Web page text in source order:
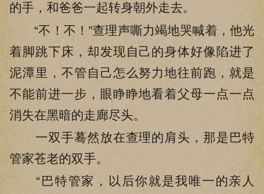
的手，和爸爸一起转身朝外走去。
“不！不！”查理声嘶力竭地哭喊着，他光
着脚跳下床，却发现自己的身体好像陷进了
泥潭里，不管自己怎么努力地往前跑，就是
不能前进一步，眼睁睁地看着父母一点一点
消失在黑暗的走廊尽头。
一双手蓦然放在查理的肩头，那是巴特
管家苍老的双手。
“巴特管家，以后你就是我唯一的亲人